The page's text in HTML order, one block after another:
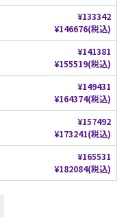
¥133342
¥146676(税込)
¥141381
¥155519(税込)
¥149431
¥164374(税込)
¥157492
¥173241(税込)
¥165531
¥182084(税込)